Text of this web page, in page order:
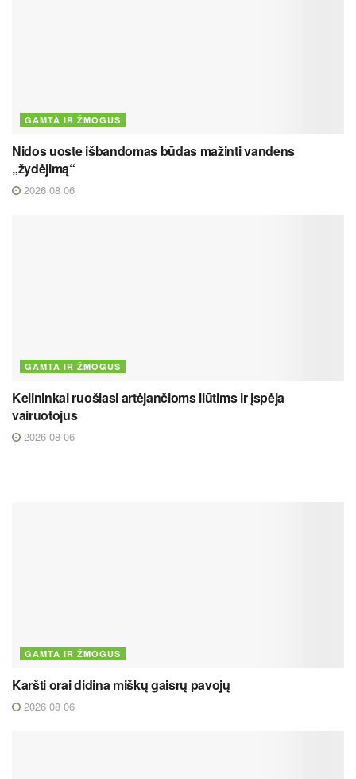
GAMTA IR ŽMOGUS
Nidos uoste išbandomas būdas mažinti vandens
„žydėjimą“
2026 08 06
GAMTA IR ŽMOGUS
Kelininkai ruošiasi artėjančioms liūtims ir įspėja
vairuotojus
2026 08 06
GAMTA IR ŽMOGUS
Karšti orai didina miškų gaisrų pavojų
2026 08 06